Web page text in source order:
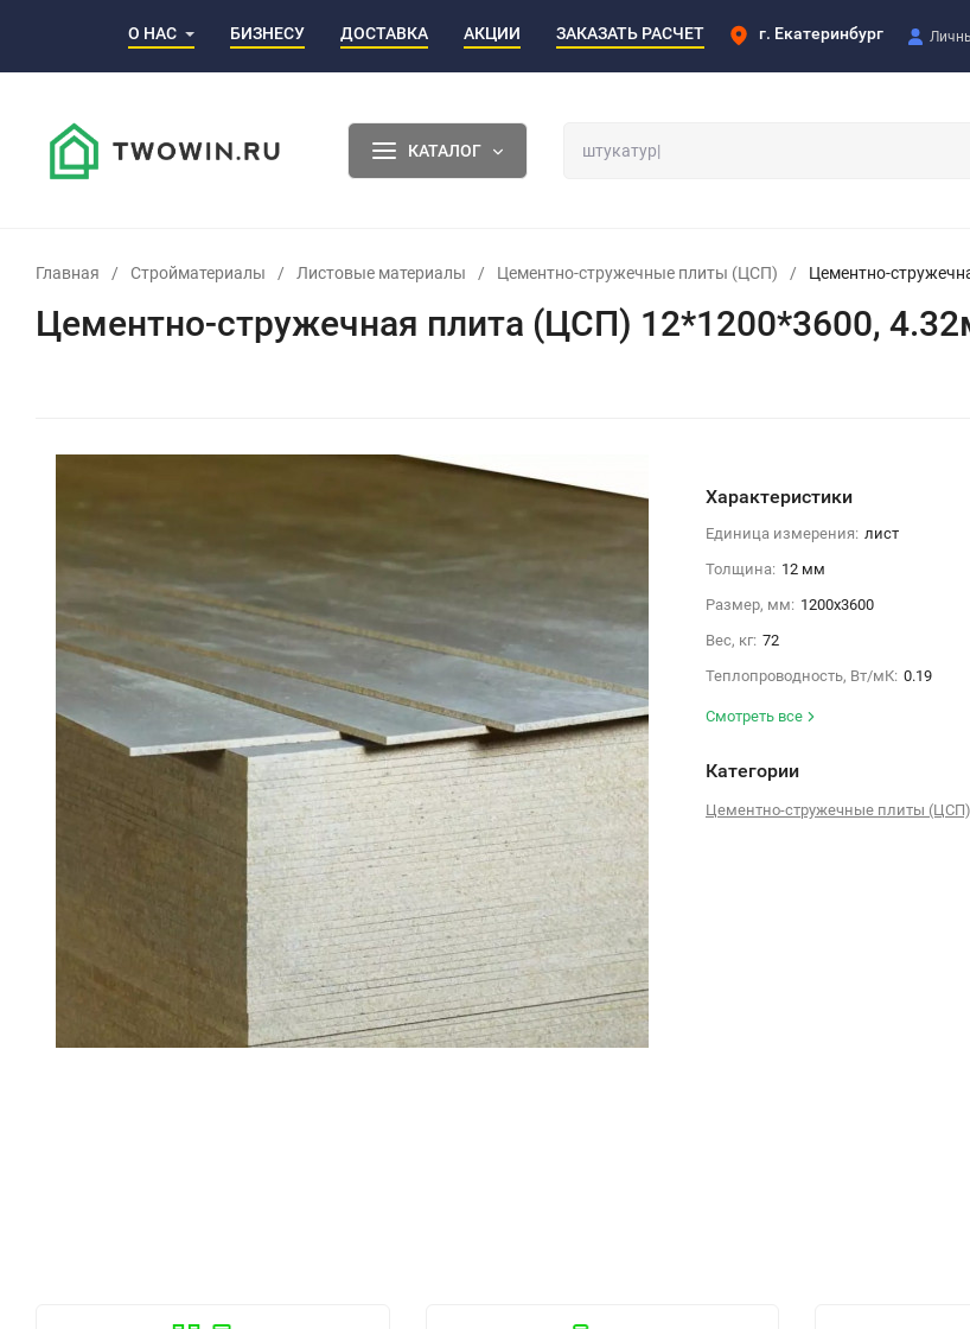
О НАС БИЗНЕСУ ДОСТАВКА АКЦИИ ЗАКАЗАТЬ РАСЧЕТ г. Екатеринбург
КАТАЛОГ
Главная / Стройматериалы / Листовые материалы / Цементно-стружечные плиты (ЦСП) / Цементно-
Цементно-стружечная плита (ЦСП) 12*1200*3600,
Характеристики
Единица измерения: лист
Толщина: 12 мм
Размер, мм: 1200х3600
Вес, кг: 72
Теплопроводность, Вт/мК: 0.19
Смотреть все
Категории
Цементно-стружечные плиты (ЦСП)